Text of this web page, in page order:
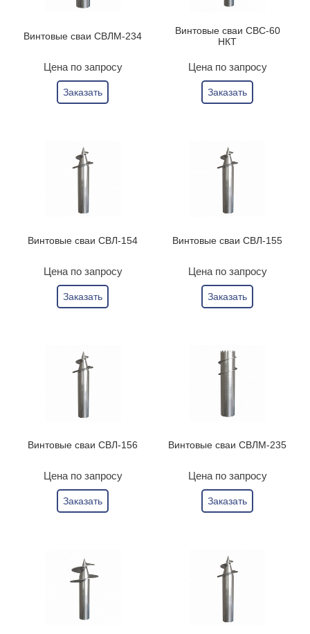
Винтовые сваи СВЛМ-234
Цена по запросу
Заказать
Винтовые сваи СВС-60
НКТ
Цена по запросу
Заказать
Винтовые сваи СВЛ-154
Цена по запросу
Заказать
Винтовые сваи СВЛ-155
Цена по запросу
Заказать
Винтовые сваи СВЛ-156
Цена по запросу
Заказать
Винтовые сваи СВЛМ-235
Цена по запросу
Заказать